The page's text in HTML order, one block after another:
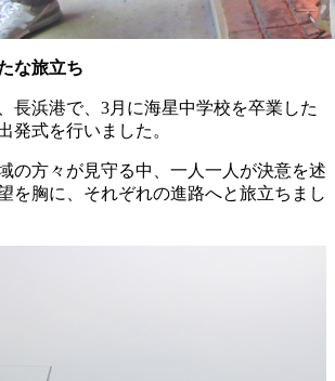
な旅立ち
長浜港で、3月に海星中学校を卒業した
発式を行いました。
の方々が見守る中、一人一人が決意を述
を胸に、それぞれの進路へと旅立ちまし